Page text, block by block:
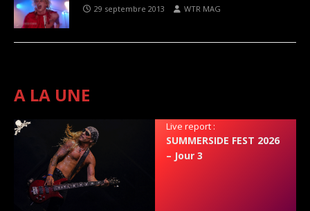
29 septembre 2013 WTR MAG
A LA UNE
Live report :
SUMMERSIDE FEST 2026
– Jour 3